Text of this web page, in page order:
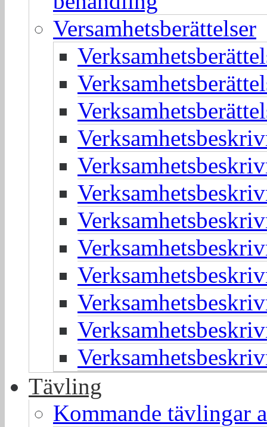
Versamhetsberättelser
Tävling
Kommande tävlingar